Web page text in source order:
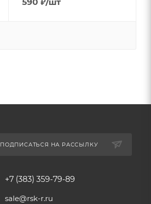
ПОДПИСАТЬСЯ НА РАССЫЛКУ
+7 (383) 359-79-89
sale@rsk-r.ru